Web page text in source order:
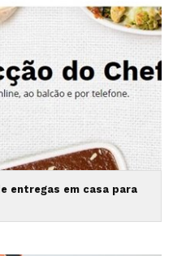
entregas em casa para